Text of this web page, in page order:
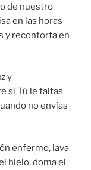
de nuestro
en las horas
y reconforta en
y
si Tú le faltas
no envías
enfermo, lava
hielo, doma el